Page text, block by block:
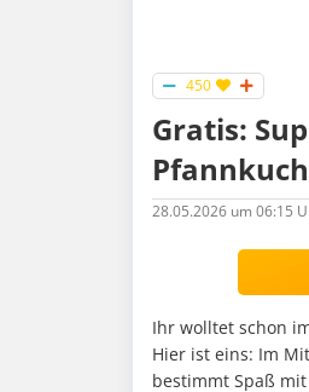
450
Gratis:
28.05.2026 um 06:15
Ihr wolltet schon
Hier ist eins: Im
bestimmt Spaß